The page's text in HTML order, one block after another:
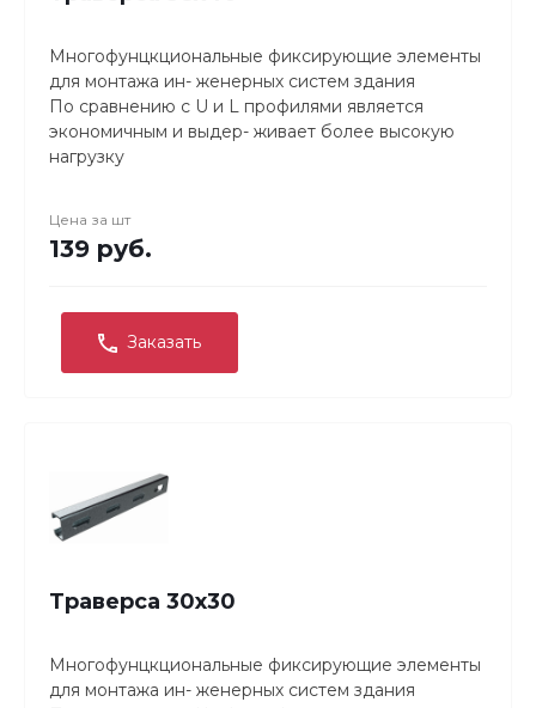
Многофунцкциональные фиксирующие элементы
для монтажа ин- женерных систем здания
По сравнению с U и L профилями является
экономичным и выдер- живает более высокую
нагрузку
Гальванопокрытие толщиной 8–10 микрон для
защиты от коррозии.
Цена за шт
139 руб.
Заказать
Траверса 30х30
Многофунцкциональные фиксирующие элементы
для монтажа ин- женерных систем здания